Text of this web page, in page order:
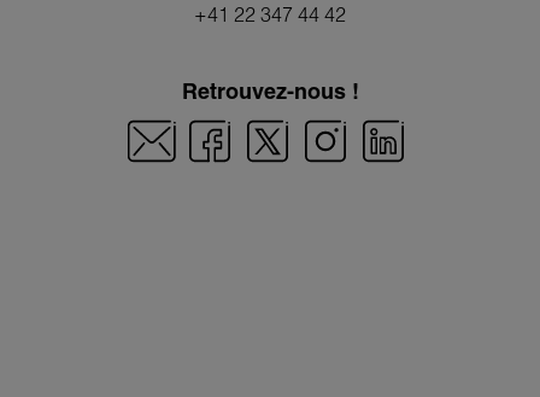
+41 22 347 44 42
Retrouvez-nous !